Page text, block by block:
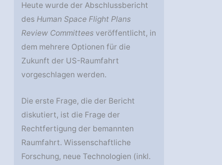
Heute wurde der Abschlussbericht
desHuman Space Flight Plans
Review Committees veröffentlicht, in
dem mehrere Optionen für die
Zukunft der US-Raumfahrt
vorgeschlagen werden.
Die erste Frage, die der Bericht
diskutiert, ist die Frage der
Rechtfertigung der bemannten
Raumfahrt. Wissenschaftliche
Forschung, neue Technologien (inkl.